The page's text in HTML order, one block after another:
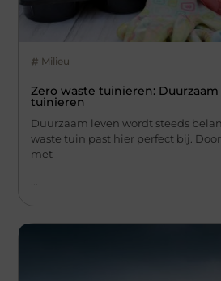
Milieu
Zero waste tuinieren:
tuinieren
Duurzaam leven wordt steeds
waste tuin past hier perfect bij.
met